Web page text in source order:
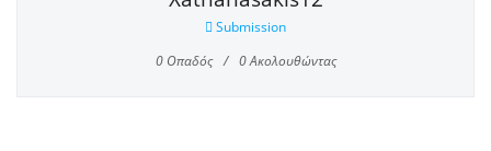
Submission
0Οπαδός 0Ακολουθώντας